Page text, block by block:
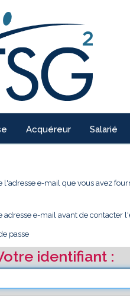
Acquéreur Salarié
l'adresse e-mail que vous avez
e-mail avant de contacter
passe
identifiant